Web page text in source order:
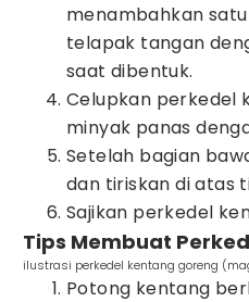
menambahkan
telapak tangan
saat dibentuk.
Celupkan perkedel
minyak panas
Setelah bagian
dan tiriskan di atas
Sajikan perkedel
Tips Membuat
ilustrasi perkedel kentang goreng
Potong kentang